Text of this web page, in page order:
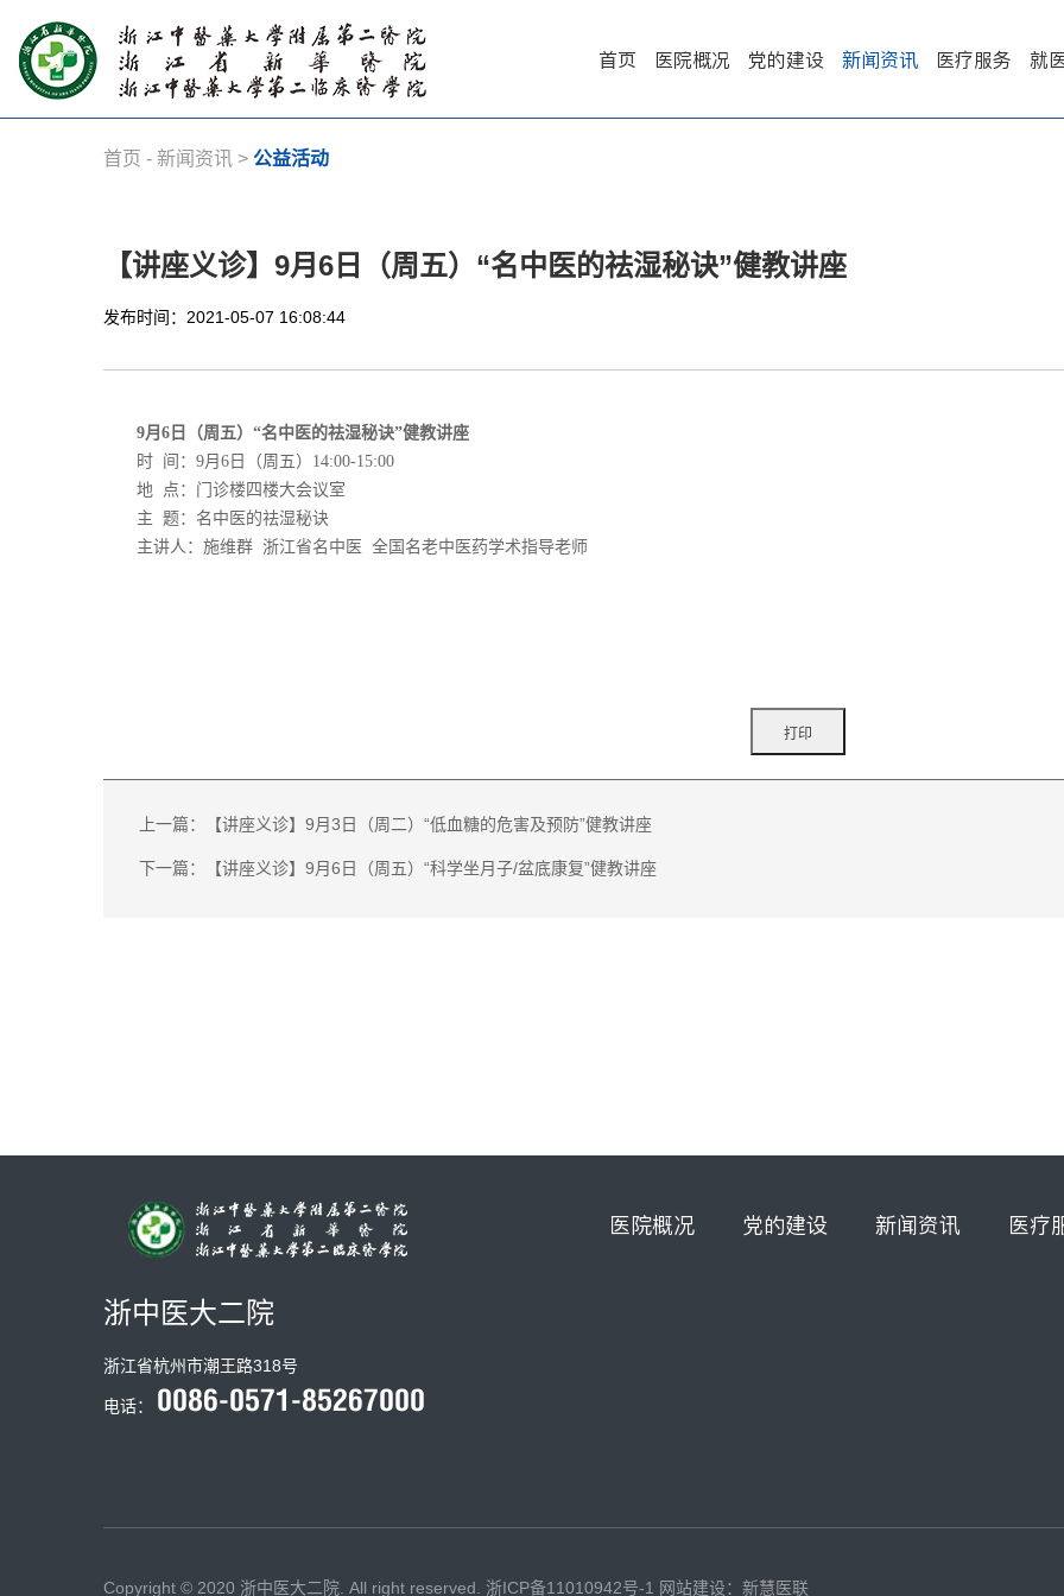
首页 医院概况 党的建设 新闻资讯 医疗服务 就
首页 - 新闻资讯 > 公益活动
【讲座义诊】9月6日（周五）“名中医的祛湿秘诀”健教讲座
发布时间：2021-05-07 16:08:44
9月6 日（周五）“名中医的祛湿秘诀”健教讲座
时 间： 9月 6 日（周五） 14:00-15:00
地 点： 门诊楼四楼大会议室
主 题： 名中医的祛湿秘诀
主讲人：施维群 浙江省名中医 全国名老中医药学术指导老师
上一篇：【讲座义诊】9月3日（周二）“低血糖的危害及预防”健教讲座
下一篇：【讲座义诊】9月6日（周五）“科学坐月子/盆底康复”健教讲座
医院概况 党的建设 新闻资讯 医疗
浙中医大二院
浙江省杭州市潮王路318号
电话：
Copyright © 2020 浙中医大二院. All right reserved. 浙ICP备11010942号-1 网站建设：新慧医联